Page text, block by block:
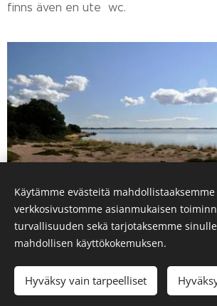
finns även en ute wc.
Evästeet
Käytämme evästeitä mahdollistaaksemme
verkkosivustomme asianmukaisen
turvallisuuden sekä tarjotaksemme
mahdollisen käyttökokemuksen.
Hyväksy vain tarpeelliset